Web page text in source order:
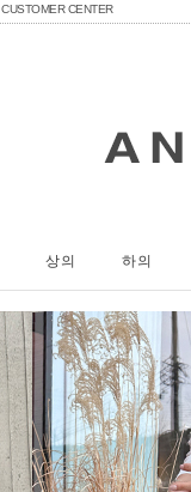
CUSTOMER CENTER
상의 하의